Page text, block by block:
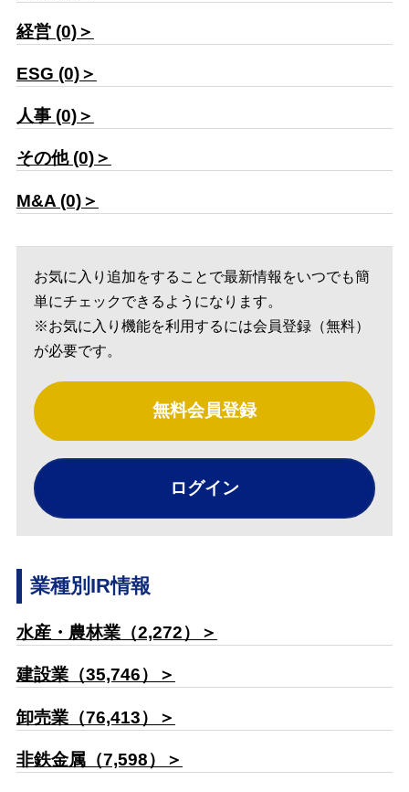
経営 (0)＞
ESG (0)＞
人事 (0)＞
その他 (0)＞
M&A (0)＞
お気に入り追加をすることで最新情報をいつでも簡
単にチェックできるようになります。
※お気に入り機能を利用するには会員登録（無料）
が必要です。
無料会員登録
ログイン
業種別IR情報
水産・農林業（2,272）＞
建設業（35,746）＞
卸売業（76,413）＞
非鉄金属（7,598）＞